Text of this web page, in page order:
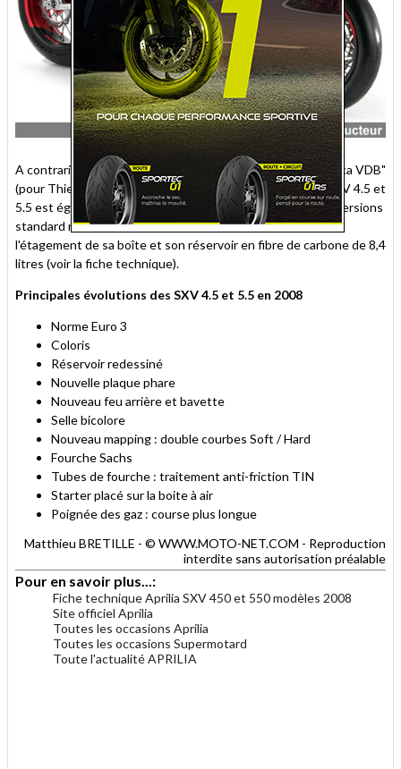
A contrario, pour les experts, notons qu'une version "Replica VDB"
(pour Thierry Van Den Bosch, star du Supermotard) des SXV 4.5 et
5.5 est également commercialisée. Elle se différencie des versions
standard notamment par ses jantes et ses pneus slicks,
l'étagement de sa boîte et son réservoir en fibre de carbone de 8,4
litres (voir la fiche technique).
Principales évolutions des SXV 4.5 et 5.5 en 2008
Norme Euro 3
Coloris
Réservoir redessiné
Nouvelle plaque phare
Nouveau feu arrière et bavette
Selle bicolore
Nouveau mapping : double courbes Soft / Hard
Fourche Sachs
Tubes de fourche : traitement anti-friction TIN
Starter placé sur la boite à air
Poignée des gaz : course plus longue
Matthieu BRETILLE - © WWW.MOTO-NET.COM - Reproduction
interdite sans autorisation préalable
Pour en savoir plus...:
Fiche technique Aprilia SXV 450 et 550 modèles 2008
Site officiel Aprilia
Toutes les occasions Aprilia
Toutes les occasions Supermotard
Toute l'actualité APRILIA